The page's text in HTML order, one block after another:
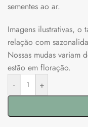
sementes ao ar.
Imagens ilustrativas, o
relação com
Nossas mudas variam
estão em floração.
-
+